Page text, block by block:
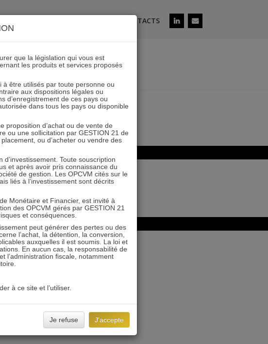
CONTACTS
que la législation qui vous est
les produits et services proposés
être utilisés par toute personne ou
aux dispositions légales ou
d’enregistrement de ces pays ou
dans tous les pays ou disponible
proposition d’achat ou de vente de
ou une sollicitation par GESTION 21 de
ou d’acheter ou vendre des
Toute souscription
et après avoir pris connaissance du
de gestion. Les OPCVM cités sur le
liés à l’investissement sont décrits
Monétaire et Financier, est invité à
des OPCVM gérés par GESTION 21
et conséquences.
peut générer des pertes ou des
l’achat, la détention, la conversion,
auxquelles il est soumis. La loi et
En aucun cas, la responsabilité de
l’administration fiscale, notamment
à ce site et l’utiliser.
Je refuse J'accepte